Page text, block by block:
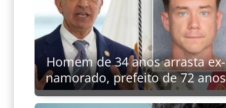
Homem de 34 anos arrasta ex-
namorado, prefeito de 72 anos